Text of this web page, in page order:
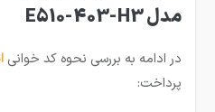
مدل E510-403-H3
در ادامه به بررسی نحوه کد خوانی
پرداخت: